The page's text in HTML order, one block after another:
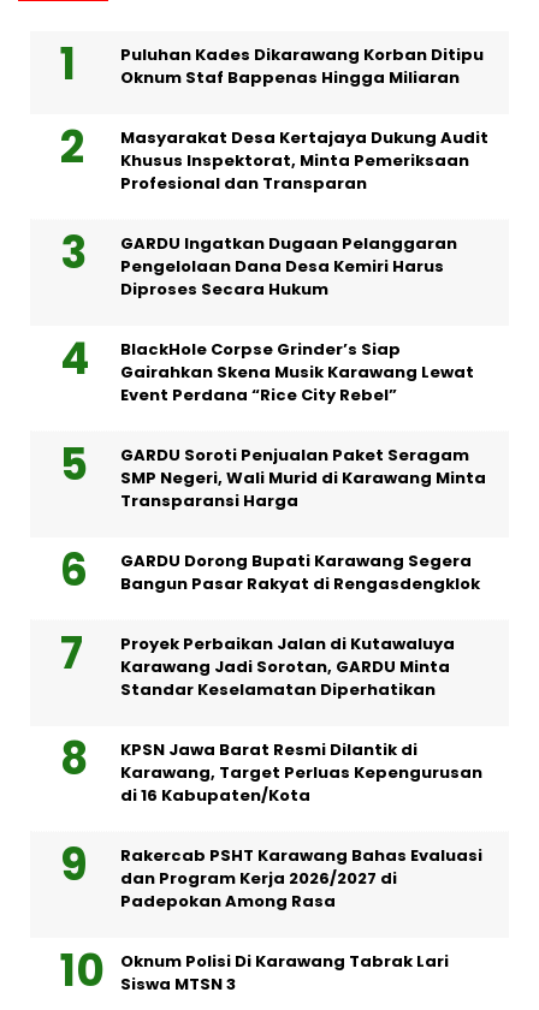
Puluhan Kades Dikarawang Korban Ditipu
Oknum Staf Bappenas Hingga Miliaran
Masyarakat Desa Kertajaya Dukung Audit
Khusus Inspektorat, Minta Pemeriksaan
Profesional dan Transparan
GARDU Ingatkan Dugaan Pelanggaran
Pengelolaan Dana Desa Kemiri Harus
Diproses Secara Hukum
BlackHole Corpse Grinder’s Siap
Gairahkan Skena Musik Karawang Lewat
Event Perdana “Rice City Rebel”
GARDU Soroti Penjualan Paket Seragam
SMP Negeri, Wali Murid di Karawang Minta
Transparansi Harga
GARDU Dorong Bupati Karawang Segera
Bangun Pasar Rakyat di Rengasdengklok
Proyek Perbaikan Jalan di Kutawaluya
Karawang Jadi Sorotan, GARDU Minta
Standar Keselamatan Diperhatikan
KPSN Jawa Barat Resmi Dilantik di
Karawang, Target Perluas Kepengurusan
di 16 Kabupaten/Kota
Rakercab PSHT Karawang Bahas Evaluasi
dan Program Kerja 2026/2027 di
Padepokan Among Rasa
Oknum Polisi Di Karawang Tabrak Lari
Siswa MTSN 3